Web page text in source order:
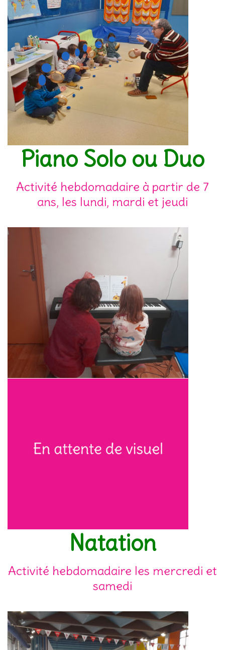
Piano Solo ou Duo
Activité hebdomadaire à partir de 7
ans, les lundi, mardi et jeudi
Natation
Activité hebdomadaire les mercredi et
samedi